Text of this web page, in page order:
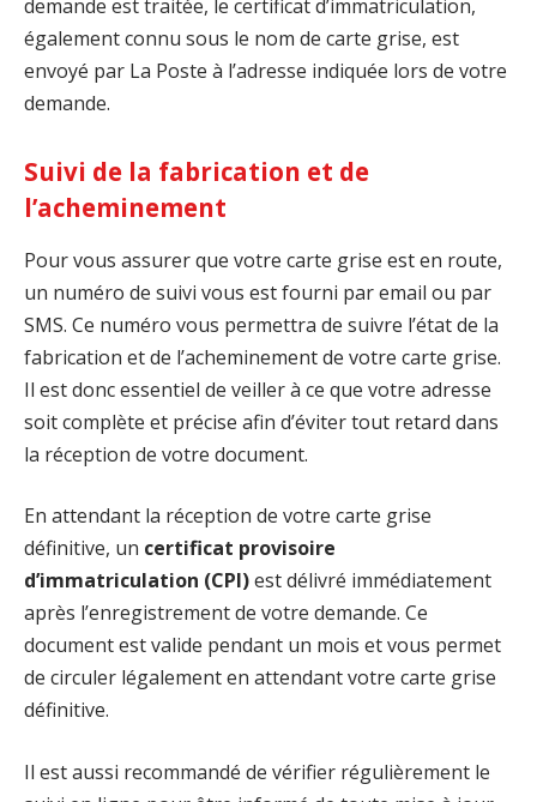
demande est traitée, le certificat d’immatriculation,
également connu sous le nom de carte grise, est
envoyé par La Poste à l’adresse indiquée lors de votre
demande.
Suivi de la fabrication et de
l’acheminement
Pour vous assurer que votre carte grise est en route,
un numéro de suivi vous est fourni par email ou par
SMS. Ce numéro vous permettra de suivre l’état de la
fabrication et de l’acheminement de votre carte grise.
Il est donc essentiel de veiller à ce que votre adresse
soit complète et précise afin d’éviter tout retard dans
la réception de votre document.
En attendant la réception de votre carte grise
définitive, un certificat provisoire
d’immatriculation (CPI)est délivré immédiatement
après l’enregistrement de votre demande. Ce
document est valide pendant un mois et vous permet
de circuler légalement en attendant votre carte grise
définitive.
Il est aussi recommandé de vérifier régulièrement le